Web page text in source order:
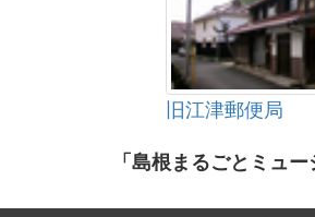
旧江津郵便局
「島根まるごとミュ